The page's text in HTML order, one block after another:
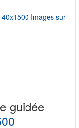
guidée